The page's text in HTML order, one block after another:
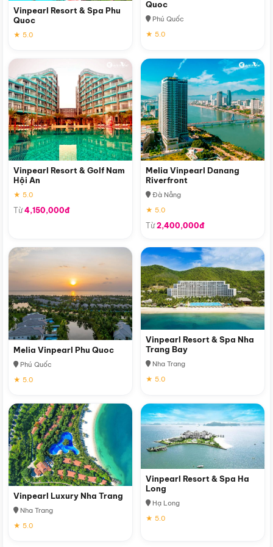
Vinpearl Resort & Spa Phu
Quoc
★ 5.0
Quoc
Phú Quốc
★ 5.0
Vinpearl Resort & Golf Nam
Hội An
★ 5.0
Từ4,150,000đ
Melia Vinpearl Danang
Riverfront
Đà Nẵng
★ 5.0
Từ2,400,000đ
Melia Vinpearl Phu Quoc
Phú Quốc
★ 5.0
Vinpearl Resort & Spa Nha
Trang Bay
Nha Trang
★ 5.0
Vinpearl Luxury Nha Trang
Nha Trang
★ 5.0
Vinpearl Resort & Spa Ha
Long
Hạ Long
★ 5.0